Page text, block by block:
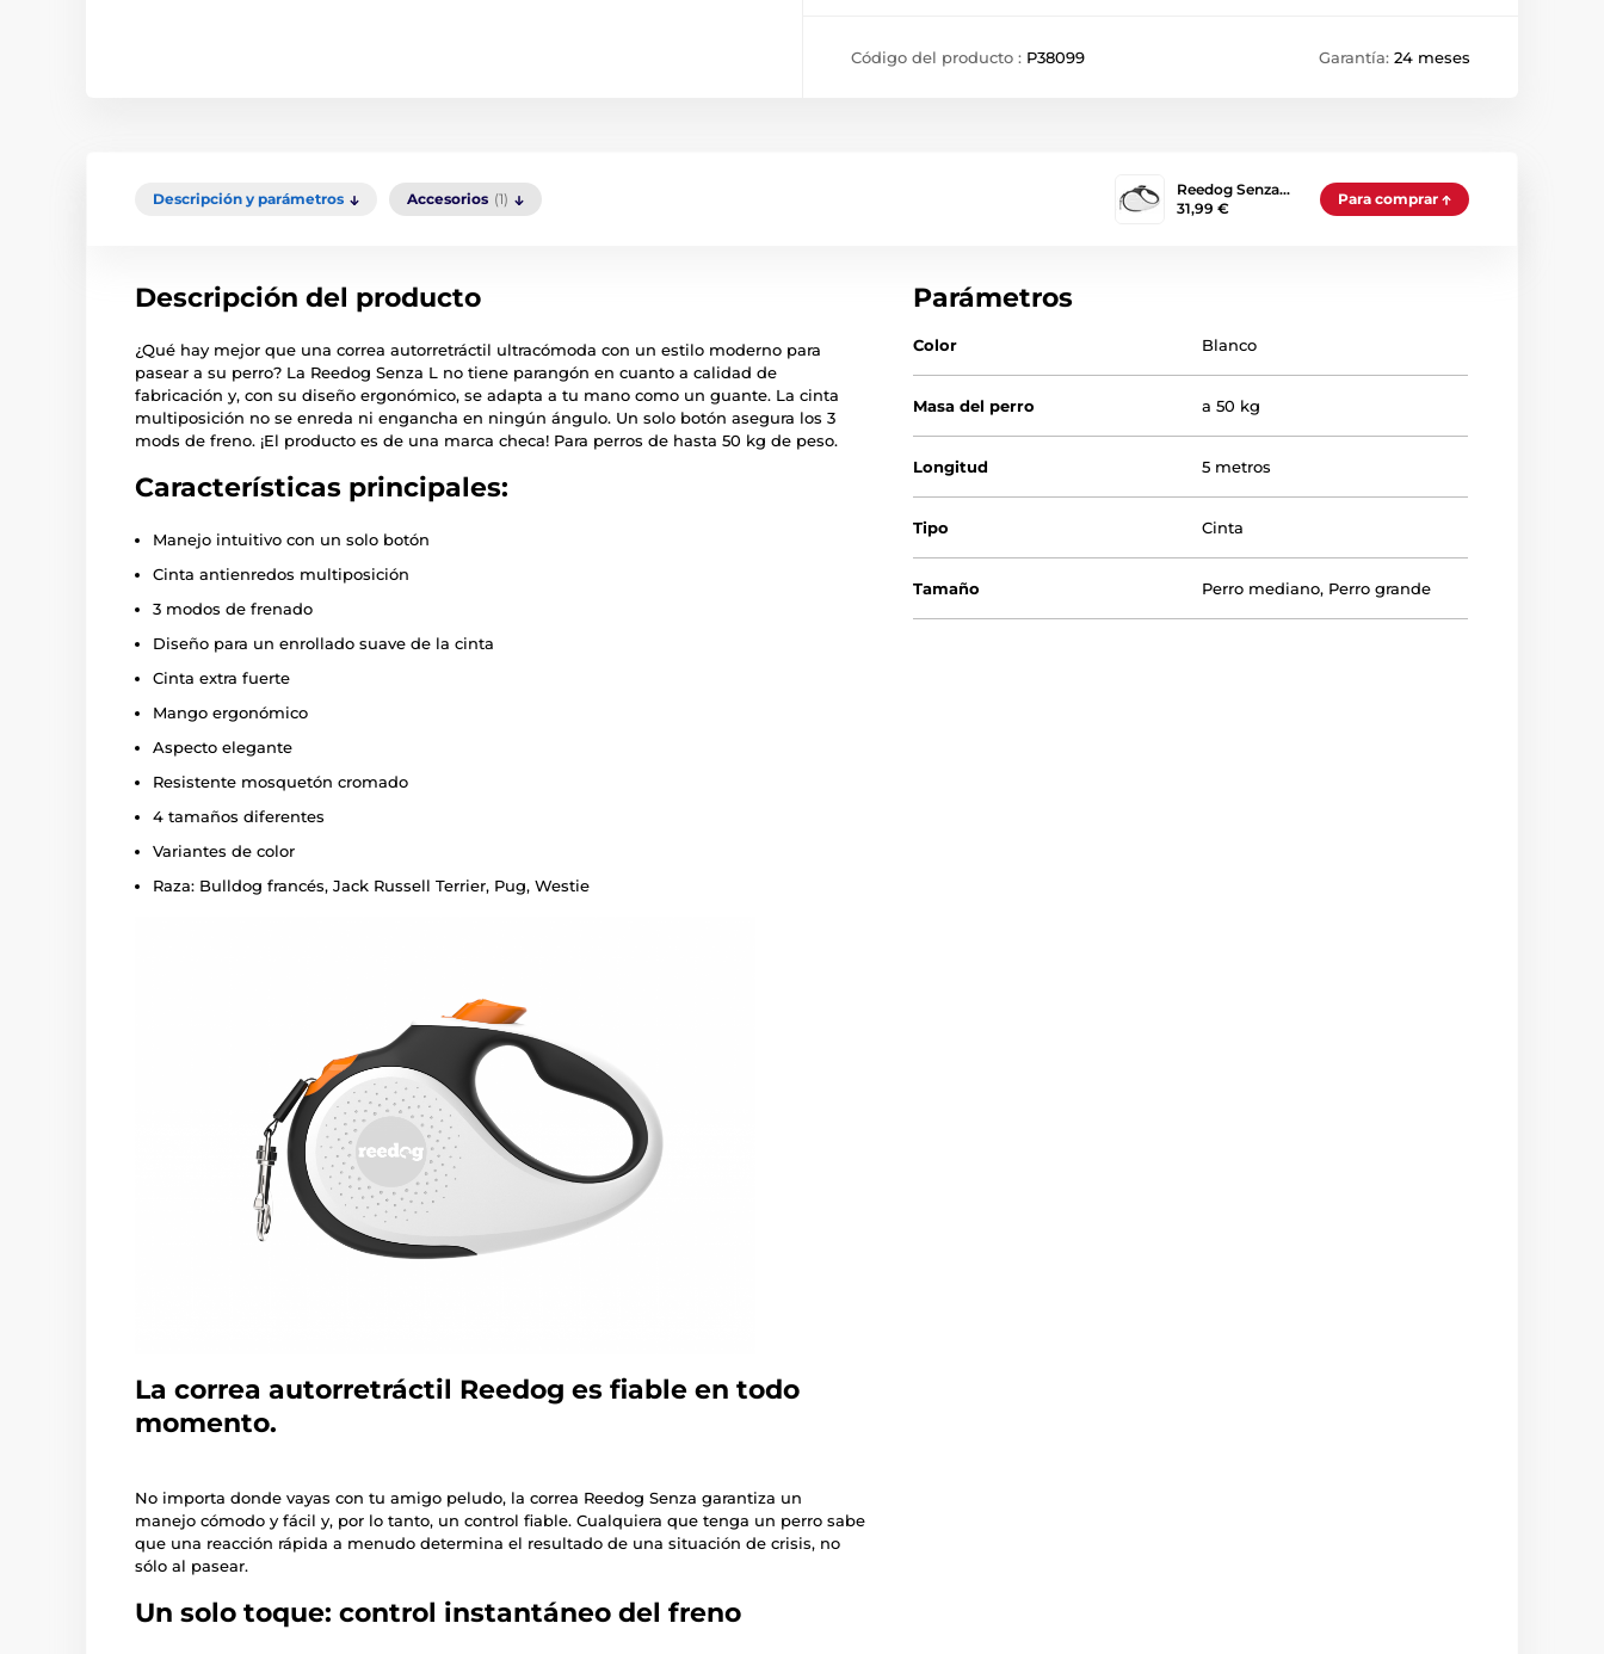
Código del producto : P38099 Garantía: 24 meses
Descripción y parámetros Accesorios (1)
Reedog Senza…
31,99 €
Para comprar
Descripción del producto
¿Qué hay mejor que una correa autorretráctil ultracómoda con un estilo moderno para
pasear a su perro? La Reedog Senza L no tiene parangón en cuanto a calidad de
fabricación y, con su diseño ergonómico, se adapta a tu mano como un guante. La cinta
multiposición no se enreda ni engancha en ningún ángulo. Un solo botón asegura los 3
mods de freno. ¡El producto es de una marca checa! Para perros de hasta 50 kg de peso.
Características principales:
Manejo intuitivo con un solo botón
Cinta antienredos multiposición
3 modos de frenado
Diseño para un enrollado suave de la cinta
Cinta extra fuerte
Mango ergonómico
Aspecto elegante
Resistente mosquetón cromado
4 tamaños diferentes
Variantes de color
Raza: Bulldog francés, Jack Russell Terrier, Pug, Westie
La correa autorretráctil Reedog es fiable en todo
momento.
No importa donde vayas con tu amigo peludo, la correa Reedog Senza garantiza un
manejo cómodo y fácil y, por lo tanto, un control fiable. Cualquiera que tenga un perro sabe
que una reacción rápida a menudo determina el resultado de una situación de crisis, no
sólo al pasear.
Un solo toque: control instantáneo del freno
Parámetros
Color Blanco
Masa del perro a 50 kg
Longitud 5 metros
Tipo Cinta
Tamaño Perro mediano, Perro grande